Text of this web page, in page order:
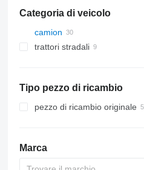
Categoria di veicolo
camion
trattori stradali
Tipo pezzo di ricambio
pezzo di ricambio originale
Marca